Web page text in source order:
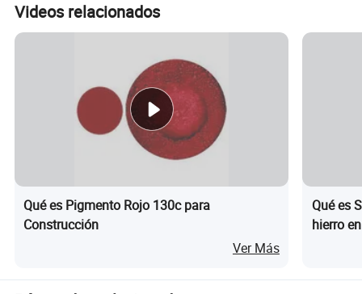
Videos relacionados
Qué es Pigmento Rojo 130c para
Construcción
Ver Más
Qué es
hierro